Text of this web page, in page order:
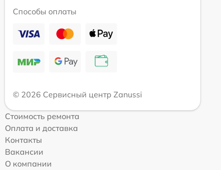
Способы оплаты
© 2026 Сервисный центр Zanussi
Стоимость ремонта
Оплата и доставка
Контакты
Вакансии
О компании